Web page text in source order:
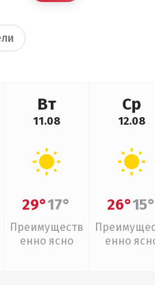
Вт
11.08
29°17°
Преимуществ
енно ясно
Ср
12.08
26°15°
енно